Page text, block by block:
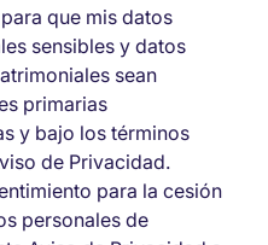
que mis datos
sensibles y datos
sean
primarias
y bajo los términos
de Privacidad.
para la cesión
personales de